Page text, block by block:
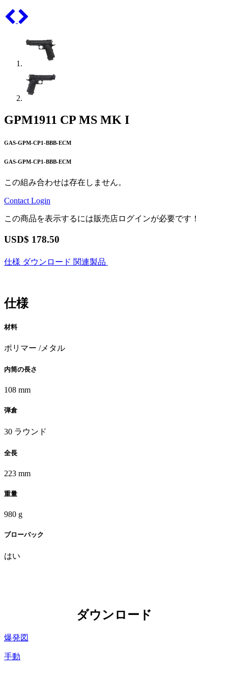
GPM1911 CP MS MK I
GAS-GPM-CP1-BBB-ECM
GAS-GPM-CP1-BBB-ECM
この組み合わせは存在しません。
Contact Login
この商品を表示するには販売店ログインが必要です！
USD$ 178.50
仕様 ダウンロード 関連製品
仕様
材料
ポリマー /メタル
内筒の長さ
108 mm
弾倉
30 ラウンド
全長
223 mm
重量
980 g
ブローバック
はい
ダウンロード
爆発図
手動